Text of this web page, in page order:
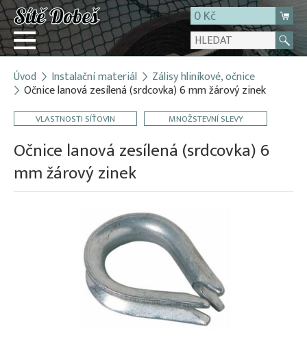
0 Kč
Přihlásit
Registrace
E-shop
O firmě
Kontakt
Úvod Instalační materiál Zálisy hliníkové, očnice
Očnice lanová zesílená (srdcovka) 6 mm žárový zinek
VLASTNOSTI SÍŤOVIN MNOŽSTEVNÍ SLEVY
Očnice lanová zesílená (srdcovka) 6
mm žárový zinek